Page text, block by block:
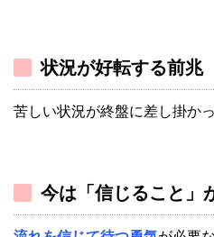
状況が好転する前兆
苦しい状況が終盤に差し掛か
今は「信じること」